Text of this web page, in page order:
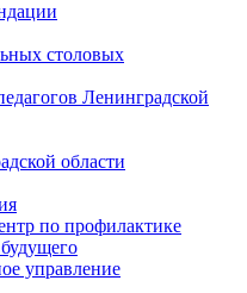
столовых
Ленинградской
области
по профилактике
управление